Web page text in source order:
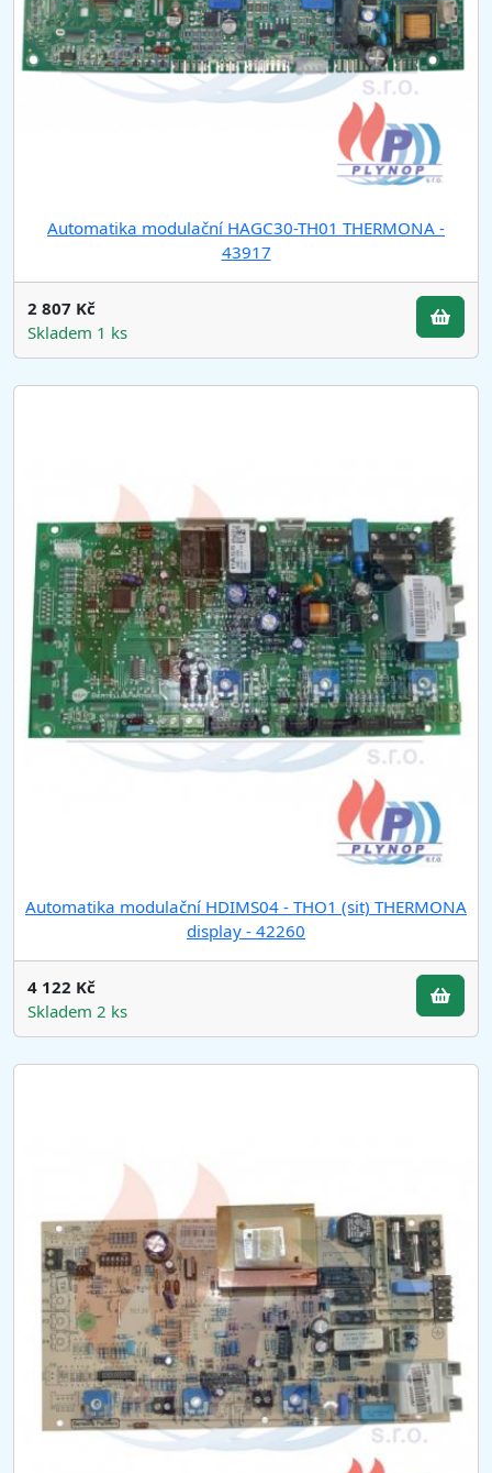
Automatika modulační HAGC30-TH01 THERMONA -
43917
2 807 Kč
Skladem 1 ks
Automatika modulační HDIMS04 - THO1 (sit) THERMONA
display - 42260
4 122 Kč
Skladem 2 ks